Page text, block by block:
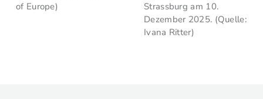
of Europe)
Strassburg am 10.
Dezember 2025. (Quelle:
Ivana Ritter)